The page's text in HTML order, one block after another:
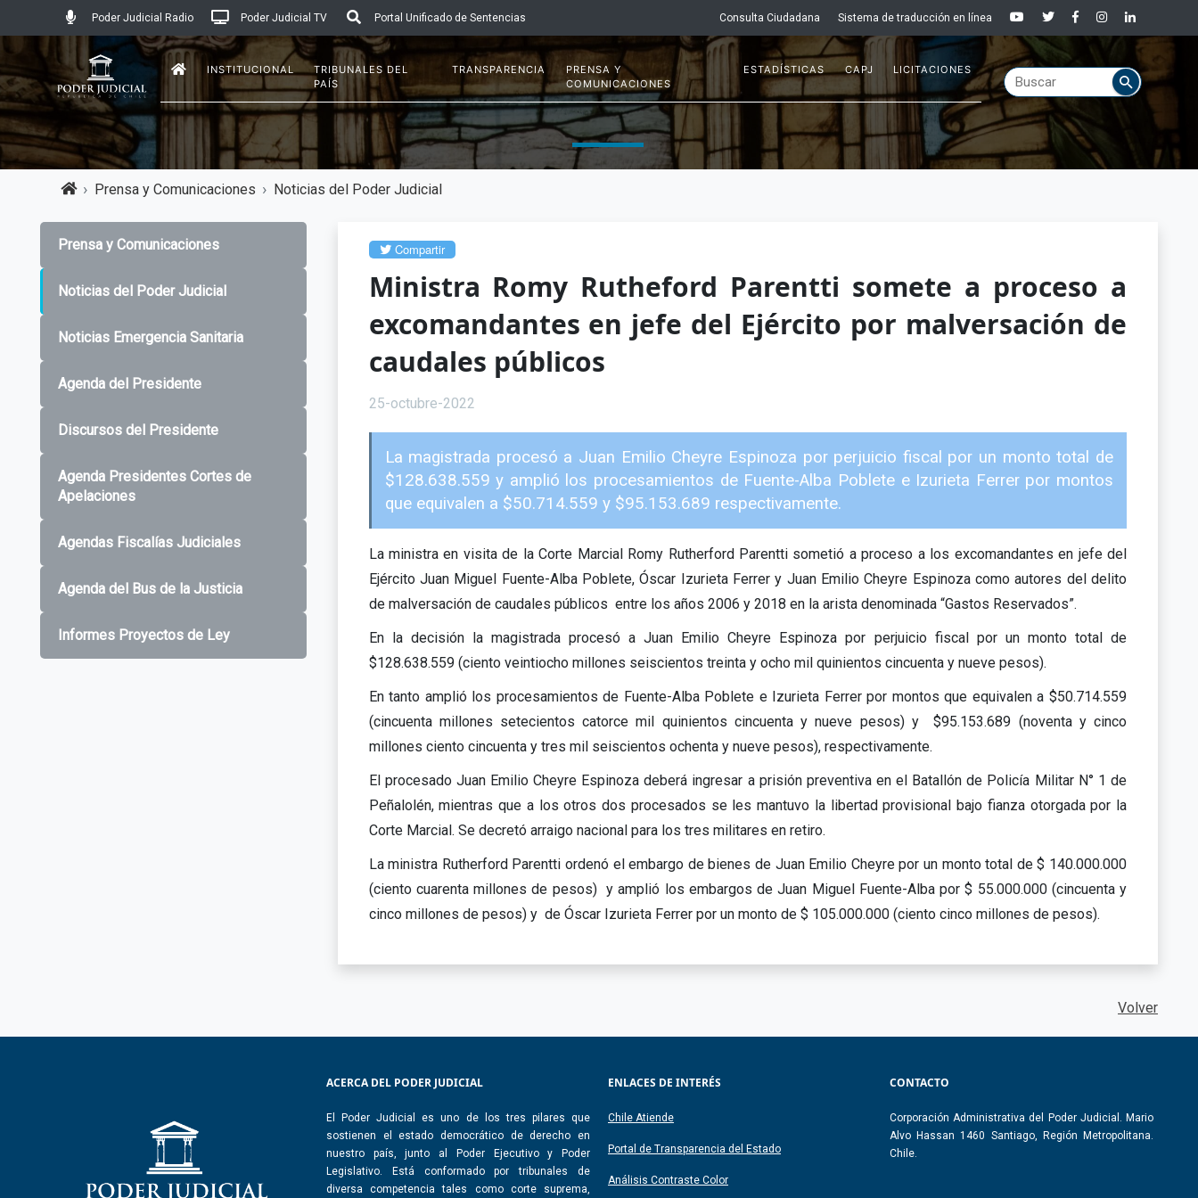
Poder Judicial Radio Poder Judicial TV Portal Unificado de Sentencias Consulta Ciudadana Sistema de traducción en línea
INSTITUCIONAL
TRIBUNALES DEL
PAÍS
TRANSPARENCIA
PRENSA Y
COMUNICACIONES
ESTADÍSTICAS CAPJ LICITACIONES
Prensa y Comunicaciones Noticias del Poder Judicial
Prensa y Comunicaciones
Noticias del Poder Judicial
Noticias Emergencia Sanitaria
Agenda del Presidente
Discursos del Presidente
Agenda Presidentes Cortes de
Apelaciones
Agendas Fiscalías Judiciales
Agenda del Bus de la Justicia
Informes Proyectos de Ley
Compartir
Ministra Romy Rutheford Parentti somete a proceso a
excomandantes en jefe del Ejército por malversación de
caudales públicos
25-octubre-2022
La magistrada procesó a Juan Emilio Cheyre Espinoza por perjuicio fiscal por un monto total de
$128.638.559 y amplió los procesamientos de Fuente-Alba Poblete e Izurieta Ferrer por montos
que equivalen a $50.714.559 y $95.153.689 respectivamente.
La ministra en visita de la Corte Marcial Romy Rutherford Parentti sometió a proceso a los excomandantes en jefe del
Ejército Juan Miguel Fuente-Alba Poblete, Óscar Izurieta Ferrer y Juan Emilio Cheyre Espinoza como autores del delito
de malversación de caudales públicos entre los años 2006 y 2018 en la arista denominada “Gastos Reservados”.
En la decisión la magistrada procesó a Juan Emilio Cheyre Espinoza por perjuicio fiscal por un monto total de
$128.638.559 (ciento veintiocho millones seiscientos treinta y ocho mil quinientos cincuenta y nueve pesos).
En tanto amplió los procesamientos de Fuente-Alba Poblete e Izurieta Ferrer por montos que equivalen a $50.714.559
(cincuenta millones setecientos catorce mil quinientos cincuenta y nueve pesos) y $95.153.689 (noventa y cinco
millones ciento cincuenta y tres mil seiscientos ochenta y nueve pesos), respectivamente.
El procesado Juan Emilio Cheyre Espinoza deberá ingresar a prisión preventiva en el Batallón de Policía Militar N° 1 de
Peñalolén, mientras que a los otros dos procesados se les mantuvo la libertad provisional bajo fianza otorgada por la
Corte Marcial. Se decretó arraigo nacional para los tres militares en retiro.
La ministra Rutherford Parentti ordenó el embargo de bienes de Juan Emilio Cheyre por un monto total de $ 140.000.000
(ciento cuarenta millones de pesos) y amplió los embargos de Juan Miguel Fuente-Alba por $ 55.000.000 (cincuenta y
cinco millones de pesos) y de Óscar Izurieta Ferrer por un monto de $ 105.000.000 (ciento cinco millones de pesos).
Volver
ACERCA DEL PODER JUDICIAL
El Poder Judicial es uno de los tres pilares que
sostienen el estado democrático de derecho en
nuestro país, junto al Poder Ejecutivo y Poder
Legislativo. Está conformado por tribunales de
diversa competencia tales como corte suprema,
ENLACES DE INTERÉS
Chile Atiende
Portal de Transparencia del Estado
Análisis Contraste Color
CONTACTO
Corporación Administrativa del Poder Judicial. Mario
Alvo Hassan 1460 Santiago, Región Metropolitana.
Chile.